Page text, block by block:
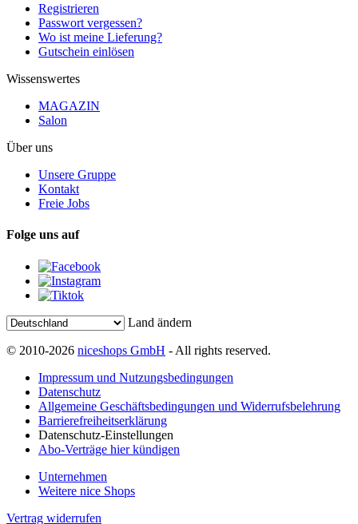
Registrieren
Passwort vergessen?
Wo ist meine Lieferung?
Gutschein einlösen
Wissenswertes
MAGAZIN
Salon
Über uns
Unsere Gruppe
Kontakt
Freie Jobs
Folge uns auf
Land ändern
© 2010-2026 niceshops GmbH - All rights reserved.
Impressum und Nutzungsbedingungen
Datenschutz
Allgemeine Geschäftsbedingungen und Widerrufsbelehrung
Barrierefreiheitserklärung
Datenschutz-Einstellungen
Abo-Verträge hier kündigen
Unternehmen
Weitere nice Shops
Vertrag widerrufen